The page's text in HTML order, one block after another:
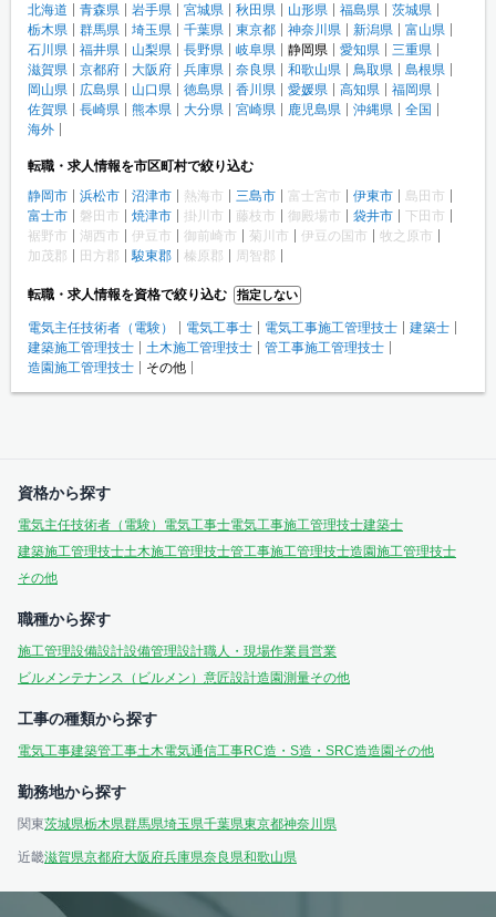
北海道 青森県 岩手県 宮城県 秋田県 山形県 福島県
茨城県
栃木県
群馬県 埼玉県 千葉県 東京都 神奈川県 新潟県
富山県
石川県
福井県 山梨県 長野県 岐阜県 静岡県 愛知県
三重県
滋賀県
京都府 大阪府 兵庫県 奈良県 和歌山県 鳥取県
島根県
岡山県
広島県 山口県 徳島県 香川県 愛媛県 高知県
福岡県
佐賀県
長崎県 熊本県 大分県 宮崎県 鹿児島県 沖縄県
全国
海外
転職・求人情報を市区町村で絞り込む
静岡市
浜松市 沼津市 熱海市 三島市 富士宮市 伊東市
島田市
富士市
磐田市 焼津市 掛川市 藤枝市 御殿場市 袋井市
下田市
裾野市
湖西市 伊豆市 御前崎市 菊川市 伊豆の国市
牧之原市
加茂郡
田方郡 駿東郡 榛原郡 周智郡
転職・求人情報を資格で絞り込む 指定しない
電気主任技術者（電験） 電気工事士 電気工事施工管理技士
建築士
建築施工管理技士
土木施工管理技士
管工事施工管理技士
造園施工管理技士
その他
資格から探す
電気主任技術者（電験） 電気工事士電気工事施工管理技士建築士
建築施工管理技士土木施工管理技士管工事施工管理技士造園施工管理技士
その他
職種から探す
施工管理設備設計設備管理設計職人・現場作業員営業
ビルメンテナンス（ビルメン） 意匠設計造園測量その他
工事の種類から探す
電気工事建築管工事土木電気通信工事RC造・S造・SRC造造園 その他
勤務地から探す
関東茨城県栃木県群馬県埼玉県千葉県東京都神奈川県
近畿滋賀県京都府大阪府兵庫県奈良県和歌山県